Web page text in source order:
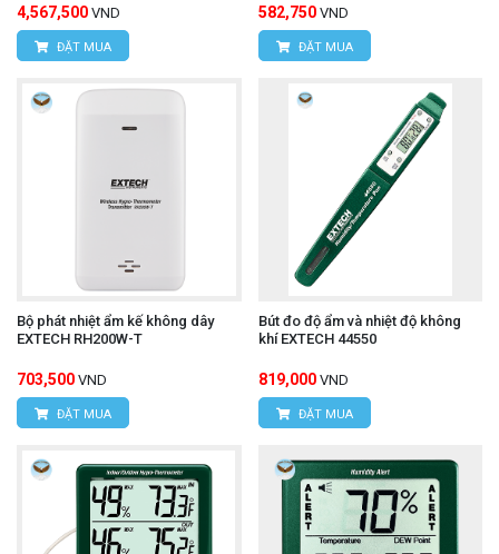
4,567,500 VND
ĐẶT MUA
582,750 VND
ĐẶT MUA
Bộ phát nhiệt ẩm kế không dây
EXTECH RH200W-T
703,500 VND
ĐẶT MUA
Bút đo độ ẩm và nhiệt độ không
khí EXTECH 44550
819,000 VND
ĐẶT MUA